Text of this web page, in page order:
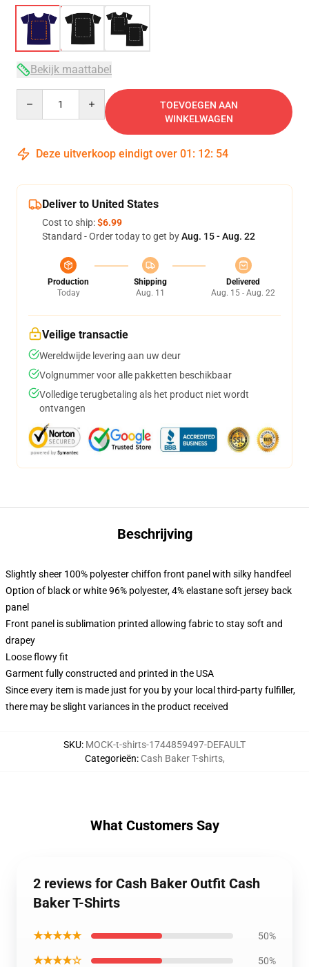
Bekijk maattabel
TOEVOEGEN AAN
WINKELWAGEN
Deze uitverkoop eindigt over 01 : 12: 54
Deliver to United States
Cost to ship:$6.99
Standard - Order today to get byAug. 15 - Aug. 22
Production
Today
Shipping
Aug. 11
Delivered
Aug. 15 - Aug. 22
Veilige transactie
Wereldwijde levering aan uw deur
Volgnummer voor alle pakketten beschikbaar
Volledige terugbetaling als het product niet wordt
ontvangen
Beschrijving
Slightly sheer 100% polyester chiffon front panel with silky handfeel
Option of black or white 96% polyester, 4% elastane soft jersey back
panel
Front panel is sublimation printed allowing fabric to stay soft and
drapey
Loose flowy fit
Garment fully constructed and printed in the USA
Since every item is made just for you by your local third-party fulfiller,
there may be slight variances in the product received
SKU: MOCK-t-shirts-1744859497-DEFAULT
Categorieën: Cash Baker T-shirts,
What Customers Say
2 reviews for Cash Baker Outfit Cash
Baker T-Shirts
★★★★★ 50%
★★★★☆ 50%